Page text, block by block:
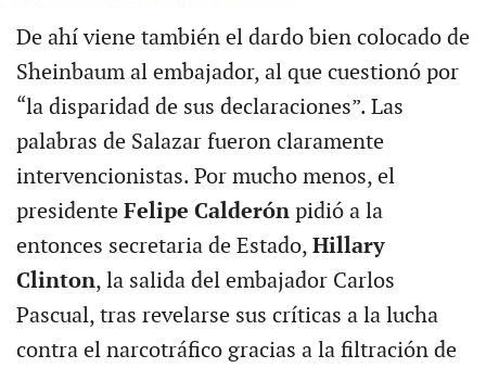
De ahí viene también el dardo bien colocado de
Sheinbaum al embajador, al que cuestionó por
“la disparidad de sus declaraciones”. Las
palabras de Salazar fueron claramente
intervencionistas. Por mucho menos, el
presidente Felipe Calderónpidió a la
entonces secretaria de Estado, Hillary
Clinton, la salida del embajador Carlos
Pascual, tras revelarse sus críticas a la lucha
contra el narcotráfico gracias a la filtración de